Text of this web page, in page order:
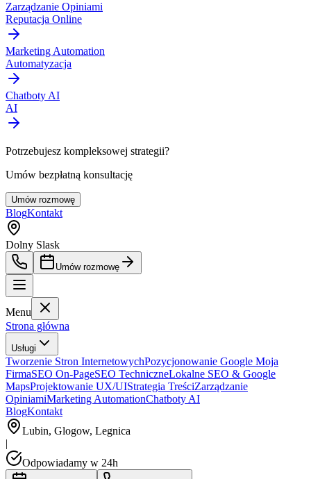
Zarządzanie Opiniami
Reputacja Online
Marketing Automation
Automatyzacja
Chatboty AI
AI
Potrzebujesz kompleksowej strategii?
Umów bezpłatną konsultację
Umów rozmowę
BlogKontakt
Dolny Slask
Umów rozmowę
Menu
Strona główna
Usługi
Tworzenie Stron InternetowychPozycjonowanie Google Moja
FirmaSEO On-PageSEO TechniczneLokalne SEO & Google
MapsProjektowanie UX/UIStrategia TreściZarządzanie
OpiniamiMarketing AutomationChatboty AI
BlogKontakt
Lubin, Glogow, Legnica
|
Odpowiadamy w 24h